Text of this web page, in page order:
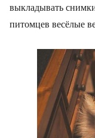
выкладывать
питомцев весёлые